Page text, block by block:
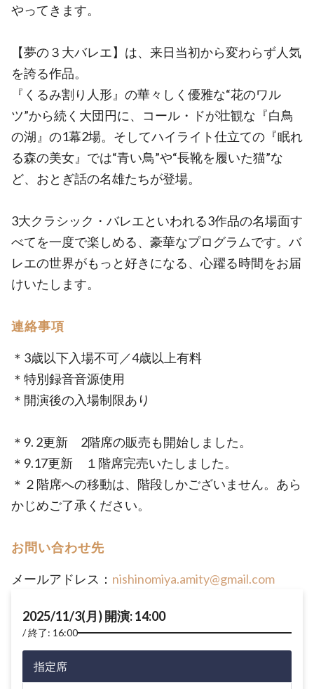
やってきます。
【夢の３大バレエ】は、来日当初から変わらず人気
を誇る作品。
『くるみ割り人形』の華々しく優雅な“花のワル
ツ”から続く大団円に、コール・ドが壮観な『白鳥
の湖』の1幕2場。そしてハイライト仕立ての『眠れ
る森の美女』では“青い鳥”や“長靴を履いた猫”な
ど、おとぎ話の名雄たちが登場。
3大クラシック・バレエといわれる3作品の名場面す
べてを一度で楽しめる、豪華なプログラムです。バ
レエの世界がもっと好きになる、心躍る時間をお届
けいたします。
連絡事項
＊3歳以下入場不可／4歳以上有料
＊特別録音音源使用
＊開演後の入場制限あり
＊9. 2更新 2階席の販売も開始しました。
＊9.17更新 １階席完売いたしました。
＊２階席への移動は、階段しかございません。あら
かじめご了承ください。
お問い合わせ先
メールアドレス： nishinomiya.amity@gmail.com
2025/11/3(月) 開演: 14:00
終了: 16:00
指定席